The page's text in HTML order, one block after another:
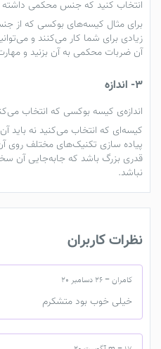
انتخاب کنید که جنس محکمی داشته
برای مثال کیسه‌های بوکسی که از
زیادی برای شما کار می‌کنند و
آن ضربات محکمی به آن بزنید و
3- اندازه
اندازه‌ی کیسه بوکسی که انتخاب
کیسه‌ای که انتخاب می‌کنید نه
پیاده سازی تکنیک‌های مختلف روی
قدری بزرگ باشد که جابه‌جایی آن
نباشد.
نظرات کاربران
کامران– 26 دسامبر 20
خیلی خوب بود متشکرم